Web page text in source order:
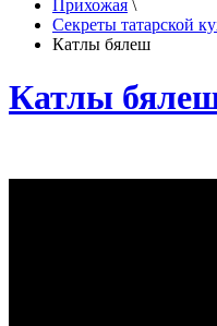
Прихожая \
Секреты татарской
Катлы бялеш
Катлы